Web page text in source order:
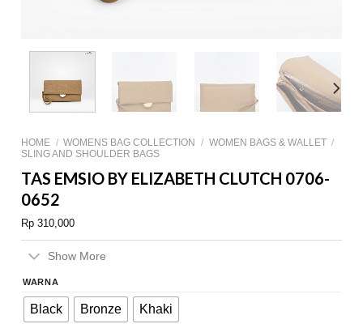
HOME / WOMENS BAG COLLECTION / WOMEN BAGS & WALLET /
SLING AND SHOULDER BAGS
TAS EMSIO BY ELIZABETH CLUTCH 0706-
0652
Rp 310,000
Show More
WARNA
Black Bronze Khaki